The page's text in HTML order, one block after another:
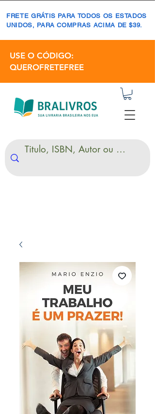
FRETE GRÁTIS PARA TODOS OS ESTADOS
UNIDOS, PARA COMPRAS ACIMA DE $39.
USE O CÓDIGO:
QUEROFRETEFREE